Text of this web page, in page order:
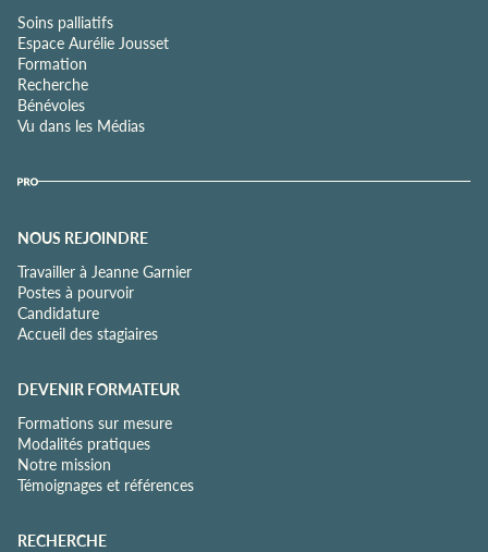
Soins palliatifs
Espace Aurélie Jousset
Formation
Recherche
Bénévoles
Vu dans les Médias
NOUS REJOINDRE
Travailler à Jeanne Garnier
Postes à pourvoir
Candidature
Accueil des stagiaires
DEVENIR FORMATEUR
Formations sur mesure
Modalités pratiques
Notre mission
Témoignages et références
RECHERCHE